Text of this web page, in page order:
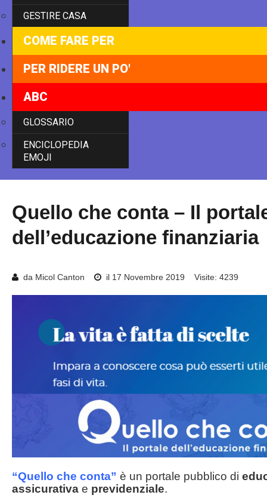
GESTIRE CASA
COME FARE PER
PER RIDERE UN PO'
ABC
GLOSSARIO
ENCICLOPEDIA
EMOJI
Quello che conta – Il
dell’educazione finanziaria
da Micol Canton il 17 Novembre 2019 Visite: 4239
“Quello che conta” è un portale pubblico di
assicurativa e previdenziale.